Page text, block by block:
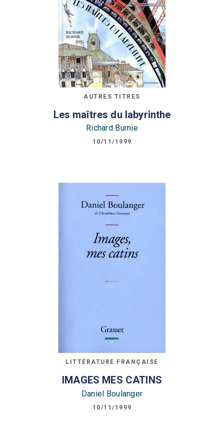
AUTRES TITRES
Les maîtres du labyrinthe
Richard Burnie
10/11/1999
LITTÉRATURE FRANÇAISE
IMAGES MES CATINS
Daniel Boulanger
10/11/1999